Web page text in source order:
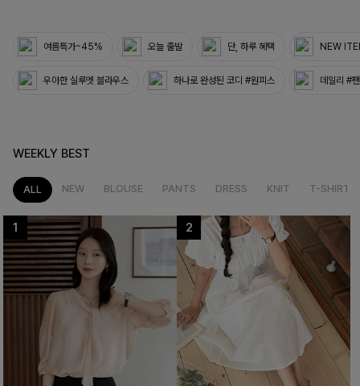
여름특가~45% 오늘 출발 단, 하루 혜택 NEW
우아한 실루엣 블라우스 하나로 완성된 코디 #원피스 데일리 #
WEEKLY BEST
ALL NEW BLOUSE PANTS DRESS KNIT T-SHIRT